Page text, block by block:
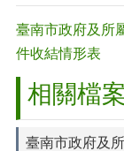
臺南市政府及所
件收結情形表
相關檔
臺南市政府及